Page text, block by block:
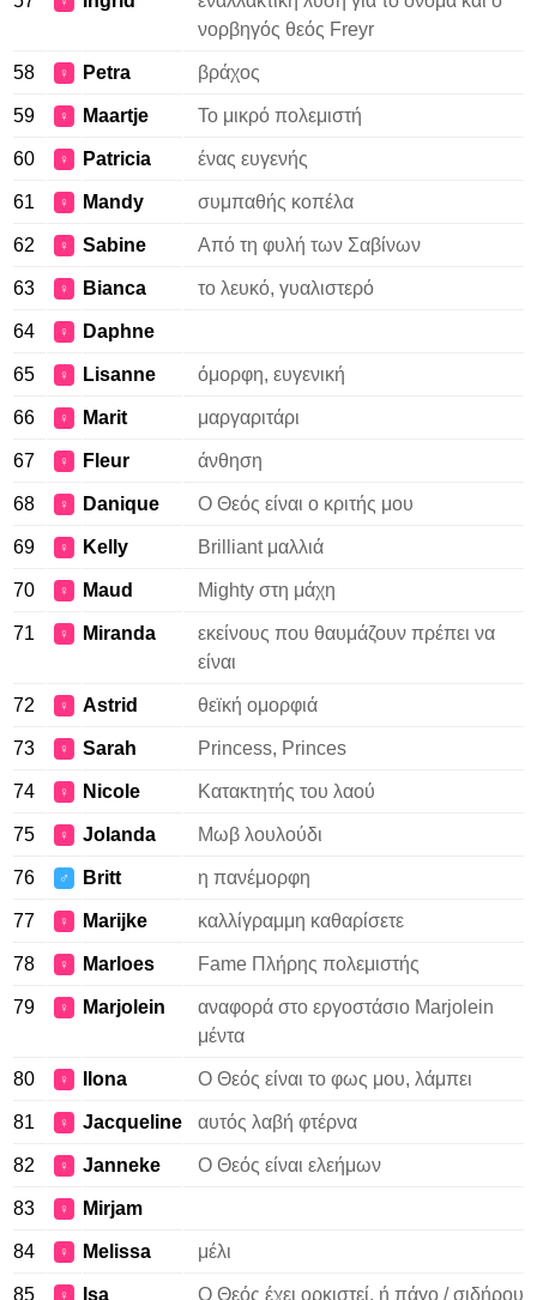
νορβηγός θεός Freyr
58 ♀ Petra βράχος
59 ♀ Maartje Το μικρό πολεμιστή
60 ♀ Patricia ένας ευγενής
61 ♀ Mandy συμπαθής κοπέλα
62 ♀ Sabine Από τη φυλή των Σαβίνων
63 ♀ Bianca το λευκό, γυαλιστερό
64 ♀ Daphne
65 ♀ Lisanne όμορφη, ευγενική
66 ♀ Marit μαργαριτάρι
67 ♀ Fleur άνθηση
68 ♀ Danique Ο Θεός είναι ο κριτής μου
69 ♀ Kelly Brilliant μαλλιά
70 ♀ Maud Mighty στη μάχη
71 ♀ Miranda
εκείνους που θαυμάζουν πρέπει να
είναι
72 ♀ Astrid θεϊκή ομορφιά
73 ♀ Sarah Princess, Princes
74 ♀ Nicole Κατακτητής του λαού
75 ♀ Jolanda Μωβ λουλούδι
76 ♂ Britt η πανέμορφη
77 ♀ Marijke καλλίγραμμη καθαρίσετε
78 ♀ Marloes Fame Πλήρης πολεμιστής
79 ♀ Marjolein
αναφορά στο εργοστάσιο Marjolein
μέντα
80 ♀ Ilona Ο Θεός είναι το φως μου, λάμπει
81 ♀ Jacqueline αυτός λαβή φτέρνα
82 ♀ Janneke Ο Θεός είναι ελεήμων
83 ♀ Mirjam
84 ♀ Melissa μέλι
85 ♀ Isa Ο Θεός έχει ορκιστεί, ή πάγο / σιδήρου